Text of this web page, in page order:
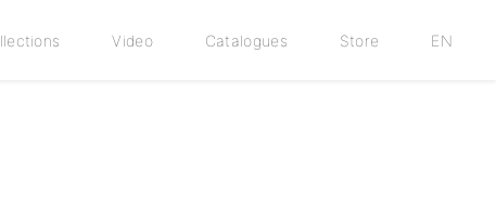
Video Catalogues Store EN